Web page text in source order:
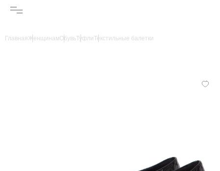
ГлавнаяЖенщинамОбувьТуфлиТекстильные балетки